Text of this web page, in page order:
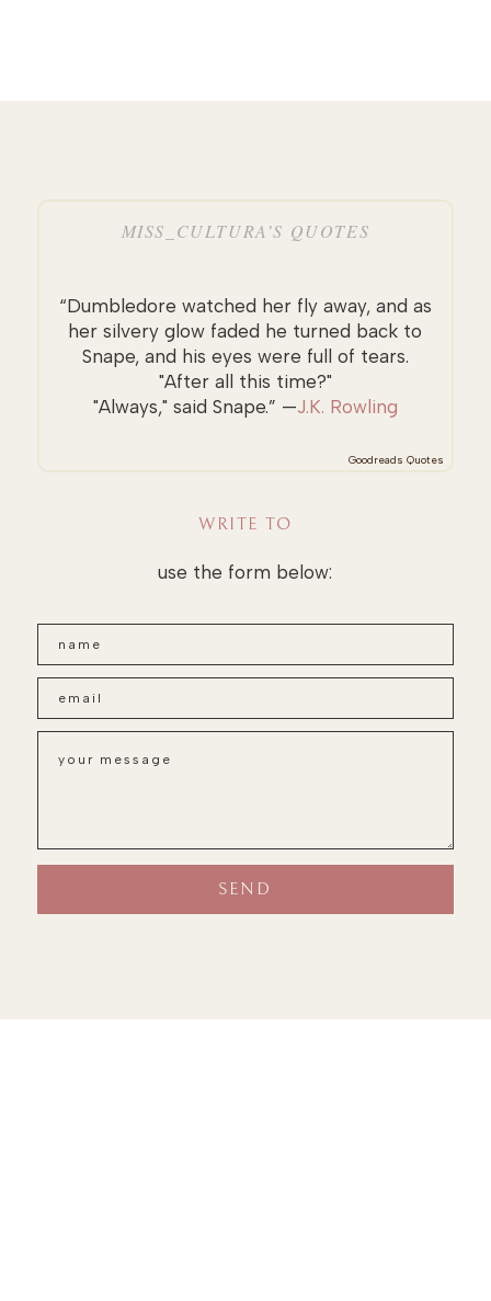
MISS_CULTURA’S QUOTES
“Dumbledore watched her fly away, and as
her silvery glow faded he turned back to
Snape, and his eyes were full of tears.
"After all this time?"
"Always," said Snape.” —J.K. Rowling
Goodreads Quotes
WRITE TO
use the form below: